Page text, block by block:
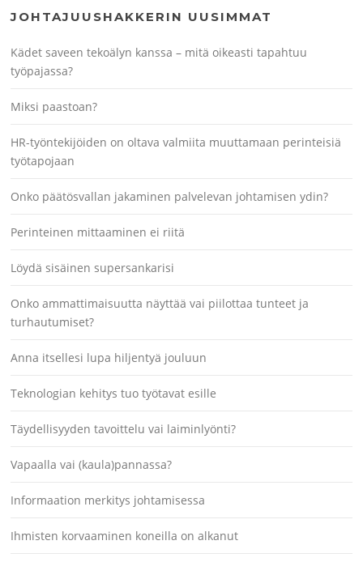
JOHTAJUUSHAKKERIN UUSIMMAT
Kädet saveen tekoälyn kanssa – mitä oikeasti tapahtuu
työpajassa?
Miksi paastoan?
HR-työntekijöiden on oltava valmiita muuttamaan perinteisiä
työtapojaan
Onko päätösvallan jakaminen palvelevan johtamisen ydin?
Perinteinen mittaaminen ei riitä
Löydä sisäinen supersankarisi
Onko ammattimaisuutta näyttää vai piilottaa tunteet ja
turhautumiset?
Anna itsellesi lupa hiljentyä jouluun
Teknologian kehitys tuo työtavat esille
Täydellisyyden tavoittelu vai laiminlyönti?
Vapaalla vai (kaula)pannassa?
Informaation merkitys johtamisessa
Ihmisten korvaaminen koneilla on alkanut